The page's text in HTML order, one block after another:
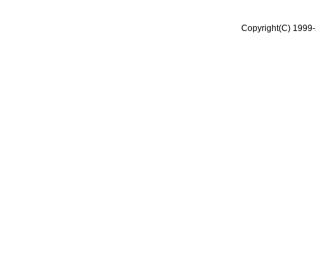
Copyright(C)